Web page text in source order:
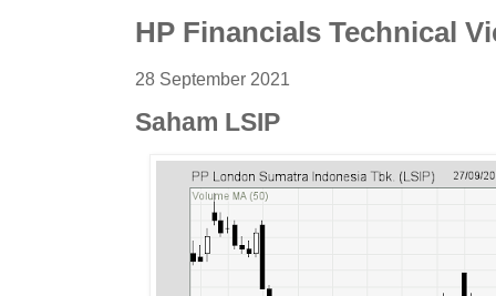
HP Financials Technical
28 September 2021
Saham LSIP